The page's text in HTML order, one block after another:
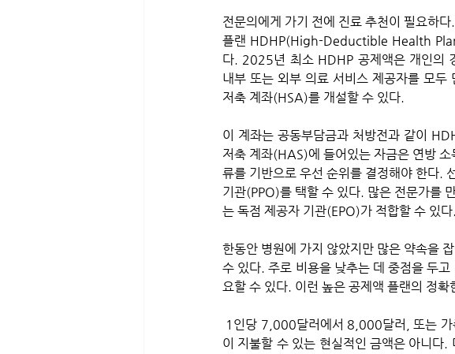
전문의에게 가기 전에 진료 추천이 필요하
플랜 HDHP(High-Deductible Health
다. 2025년 최소 HDHP 공제액은 개인의
내부 또는 외부 의료 서비스 제공자를 모
저축 계좌(HSA)를 개설할 수 있다.
이 계좌는 공동부담금과 처방전과 같이
저축 계좌(HAS)에 들어있는 자금은 연방
류를 기반으로 우선 순위를 결정해야 한다.
기관(PPO)를 택할 수 있다. 많은 전문가를
는 독점 제공자 기관(EPO)가 적합할 수 있다.
한동안 병원에 가지 않았지만 많은 약속을
수 있다. 주로 비용을 낮추는 데 중점을 두
요할 수 있다. 이런 높은 공제액 플랜의 정확
이 지불할 수 있는 현실적인 금액은 아니다